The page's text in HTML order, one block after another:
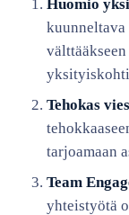
Huomio
Tehokas
tarjoamaan
Team
yhteistyötä